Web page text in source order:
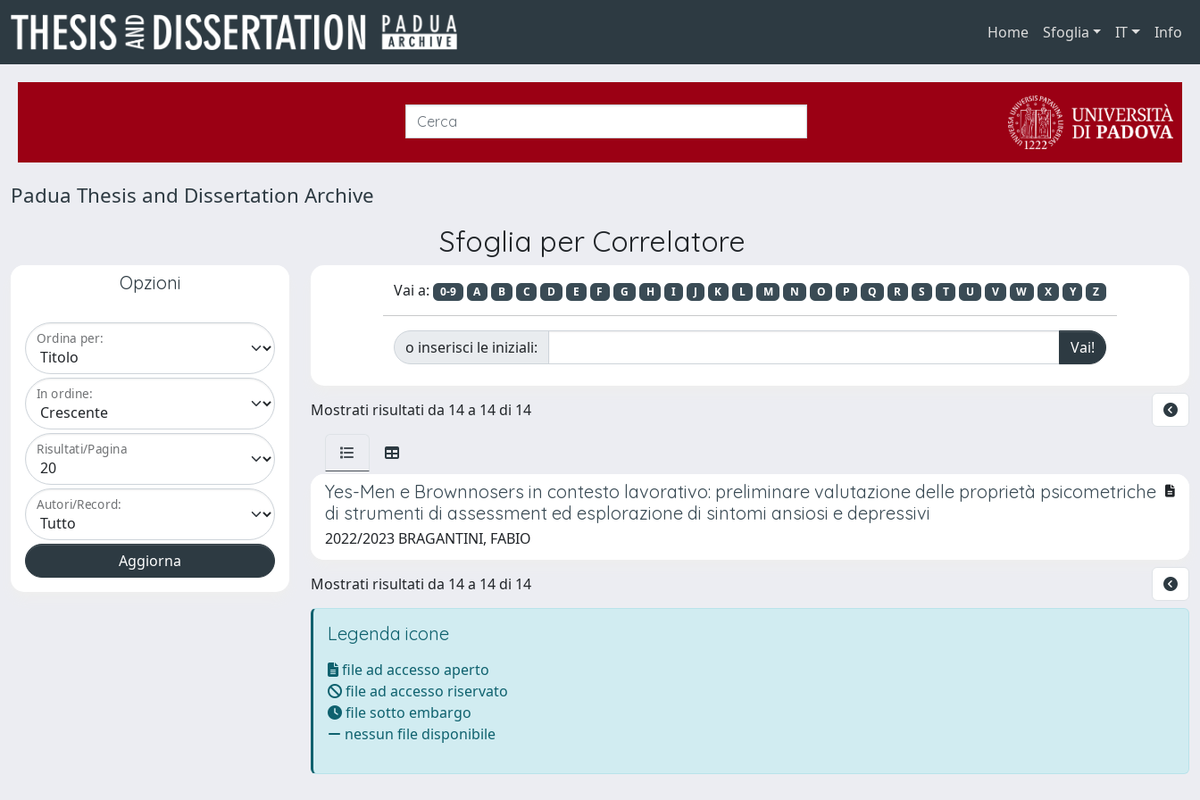
Home Sfoglia IT Info
Padua Thesis and Dissertation Archive
Sfoglia per Correlatore
Opzioni
Ordina per:
In ordine:
Risultati/Pagina
Autori/Record:
Vai a: 0-9 A B C D E F G H I J K L M N O P Q R S T U V W X Y Z
o inserisci le iniziali:
Mostrati risultati da 14 a 14 di 14
Yes-Men e Brownnosers in contesto lavorativo: preliminare valutazione delle proprietà psicometriche
di strumenti di assessment ed esplorazione di sintomi ansiosi e depressivi
2022/2023 BRAGANTINI, FABIO
Mostrati risultati da 14 a 14 di 14
Legenda icone
file ad accesso aperto
file ad accesso riservato
file sotto embargo
nessun file disponibile